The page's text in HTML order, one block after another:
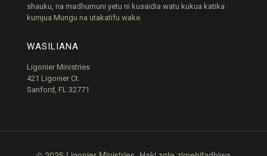
shauku, na madhumuni yetu ni kusaidia watu kukua katika
kumjua Mungu na utakatifu wake.
WASILIANA
Ligonier Ministries
421 Ligonier Ct.
Sanford, FL 32771